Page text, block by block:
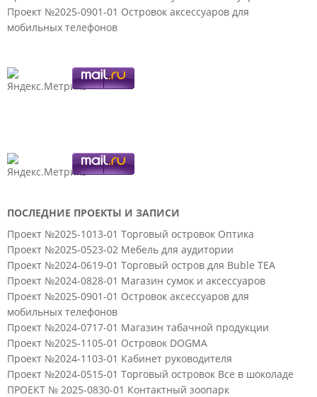
Проект №2025-0901-01 Островок аксессуаров для
мобильных телефонов
ПОСЛЕДНИЕ ПРОЕКТЫ И ЗАПИСИ
Проект №2025-1013-01 Торговый островок Оптика
Проект №2025-0523-02 Мебель для аудитории
Проект №2024-0619-01 Торговый остров для Buble TEA
Проект №2024-0828-01 Магазин сумок и аксессуаров
Проект №2025-0901-01 Островок аксессуаров для
мобильных телефонов
Проект №2024-0717-01 Магазин табачной продукции
Проект №2025-1105-01 Островок DOGMA
Проект №2024-1103-01 Кабинет руководителя
Проект №2024-0515-01 Торговый островок Все в шоколаде
ПРОЕКТ № 2025-0830-01 Контактный зоопарк